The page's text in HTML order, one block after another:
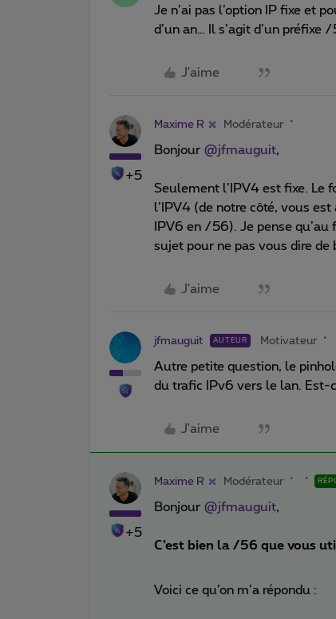
Je n’ai pas l’option IP fixe et
d’un an… Il s’agit d’un préfixe
J'aime
+5
Maxime R Modérateur
Bonjour @jfmauguit,
Seulement l’IPV4 est fixe. Le
l’IPV4 (de notre côté, vous
IPV6 en /56). Je pense
sujet pour ne pas vous dire de
J'aime
jfmauguit AUTEUR Motivateur
Autre petite question, le
du trafic IPv6 vers le lan. Est-
J'aime
+5
Maxime R Modérateur
Bonjour @jfmauguit,
C’est bien la /56 que vous
Voici ce qu’on m’a répondu :